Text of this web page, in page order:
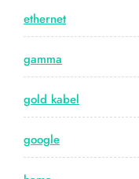
ethernet
gamma
gold kabel
google